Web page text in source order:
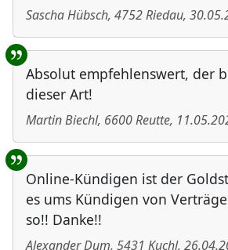
Sascha Hübsch, 4752Riedau,
Absolut empfehlenswert, der
dieser Art!
Martin Biechl, 6600Reutte,
Online-Kündigen ist der
es ums Kündigen von
so!! Danke!!
Alexander Dum, 5431 Kuchl,